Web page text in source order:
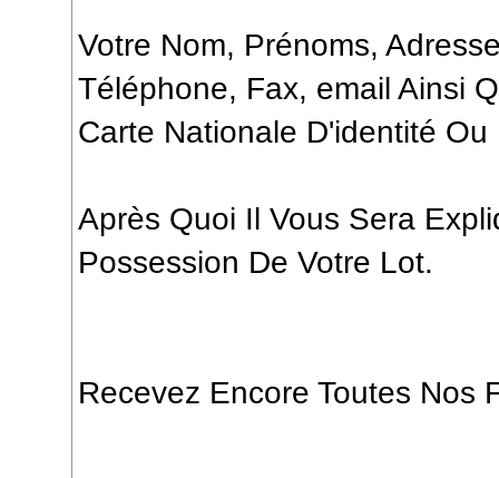
Votre Nom, Prénoms,
Téléphone, Fax, email Ainsi
Carte Nationale D'identité Ou
Après Quoi Il Vous Sera
Possession De Votre Lot.
Recevez Encore Toutes Nos